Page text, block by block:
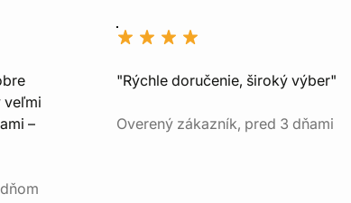
veľmi
–
"Rýchle doručenie, široký výber"
Overený zákazník, pred 3 dňami